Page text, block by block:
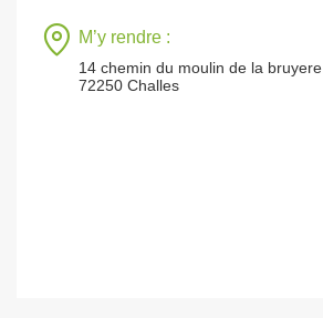
M’y rendre :
14 chemin du moulin de la bruyere
72250 Challes